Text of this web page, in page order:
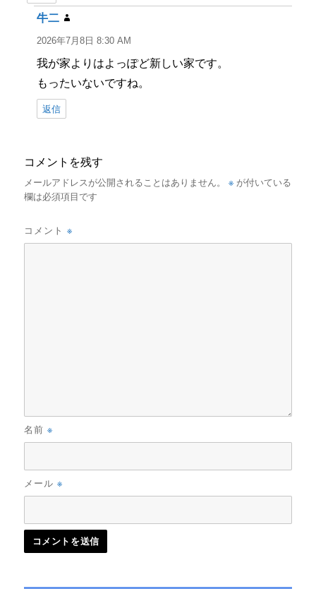
牛二
り:
2026年7月8日 8:30 AM
我が家よりはよっぽど新しい家です。
もったいないですね。
返信
コメントを残す
メールアドレスが公開されることはありません。 ※ が付いている
欄は必須項目です
コメント※
名前※
メール※